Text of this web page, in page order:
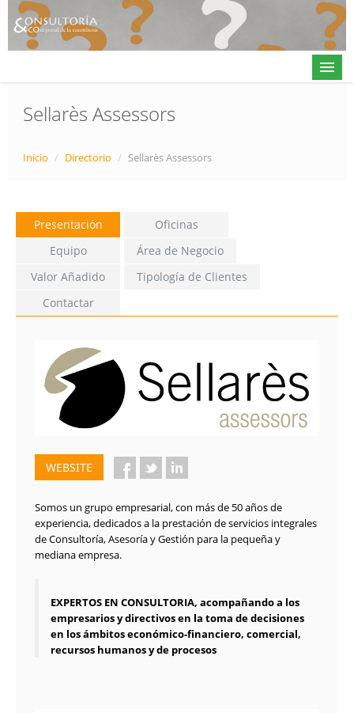
Contacto
Sellarès Assessors
Inicio / Directorio / Sellarès Assessors
Presentación
Oficinas
Equipo
Área de Negocio
Valor Añadido
Tipología de Clientes
Contactar
WEBSITE
Somos un grupo empresarial, con más de 50 años de
experiencia, dedicados a la prestación de servicios integrales
de Consultoría, Asesoría y Gestión para la pequeña y
mediana empresa.
EXPERTOS EN CONSULTORIA, acompañando a los
empresarios y directivos en la toma de decisiones
en los ámbitos económico-financiero, comercial,
recursos humanos y de procesos